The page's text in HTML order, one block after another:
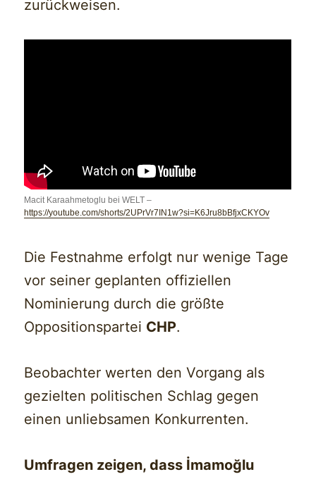
zurückweisen.
Macit Karaahmetoglu bei WELT –
https://youtube.com/shorts/2UPrVr7IN1w?si=K6Jru8bBfjxCKYOv
Die Festnahme erfolgt nur wenige Tage
vor seiner geplanten offiziellen
Nominierung durch die größte
Oppositionspartei CHP.
Beobachter werten den Vorgang als
gezielten politischen Schlag gegen
einen unliebsamen Konkurrenten.
Umfragen zeigen, dass İmamoğlu